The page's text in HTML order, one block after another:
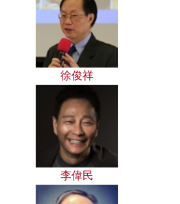
徐俊祥
李偉民